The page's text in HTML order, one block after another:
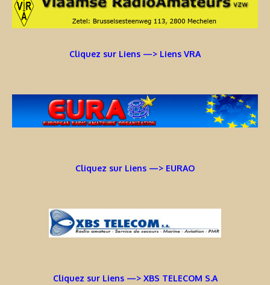
Cliquez sur Liens —> Liens VRA
Cliquez sur Liens —> EURAO
Cliquez sur Liens —> XBS TELECOM S.A